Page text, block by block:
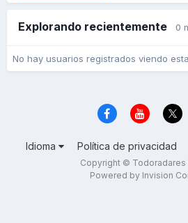
Explorando recientemente 0
No hay usuarios registrados viendo
Idioma Política de privacidad
Copyright © Todoradares
Powered by Invision